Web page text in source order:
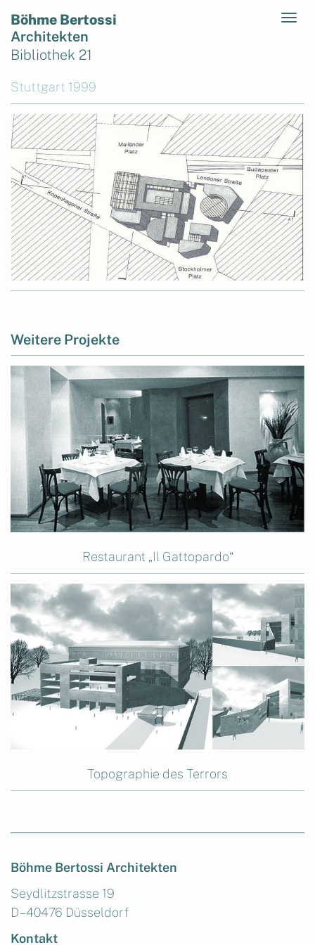
Böhme Bertossi
Architekten
Bibliothek 21
Stuttgart 1999
Weitere Projekte
Restaurant „Il Gattopardo“
Topographie des Terrors
Böhme Bertossi Architekten
Seydlitzstrasse 19
D – 40476 Düsseldorf
Kontakt